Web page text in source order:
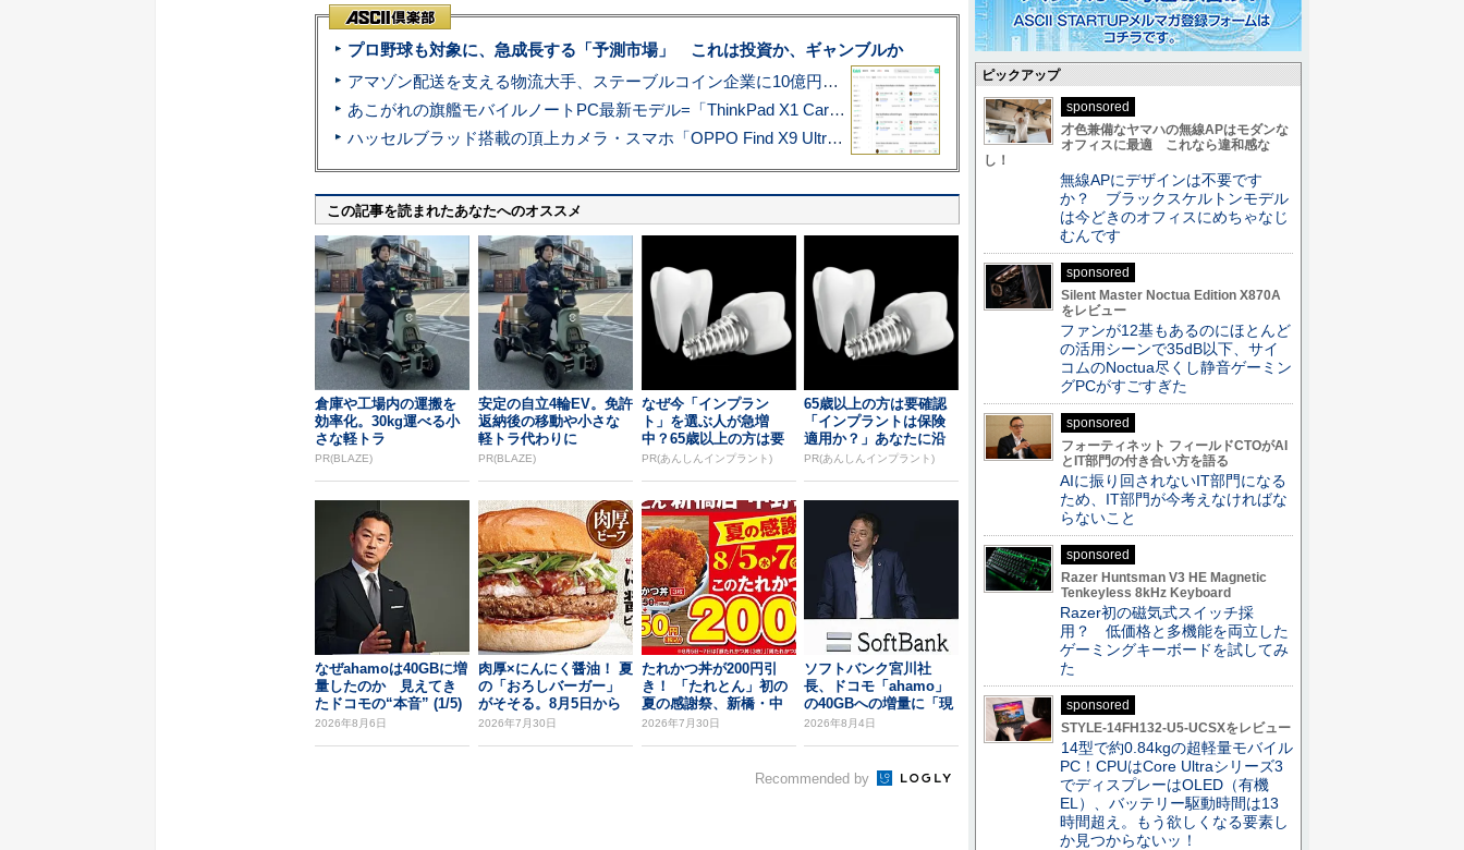
プロ野球も対象に、急成長する「予測市場」 これは投資か、ギャンブルか
アマゾン配送を支える物流大手、ステーブルコイン企業に10億円投資のワケ
あこがれの旗艦モバイルノートPC最新モデル=「ThinkPad X1 Carbon Gen 14 Aura Edition」実機レビュー
ハッセルブラッド搭載の頂上カメラ・スマホ「OPPO Find X9 Ultra」実写レビュー=プロが本気で徹底撮影しました!!
この記事を読まれたあなたへのオススメ
倉庫や工場内の運搬を
効率化。30kg運べる小
さな軽トラ
PR(BLAZE)
安定の自立4輪EV。免許
返納後の移動や小さな
軽トラ代わりに
PR(BLAZE)
なぜ今「インプラン
ト」を選ぶ人が急増
中？65歳以上の方は要
確認。抜けた歯の放置
PR(あんしんインプラント)
65歳以上の方は要確認
「インプラントは保険
適用か？」あなたに沿
った治療法や費用を...
PR(あんしんインプラント)
なぜahamoは40GBに増
量したのか 見えてき
たドコモの“本音” (1/5)
2026年8月6日
肉厚×にんにく醤油！ 夏
の「おろしバーガー」
がそそる。8月5日から
2026年7月30日
たれかつ丼が200円引
き！ 「たれとん」初の
夏の感謝祭、新橋・中
野北口で開催
2026年7月30日
ソフトバンク宮川社
長、ドコモ「ahamo」
の40GBへの増量に「現
時点では追従し...
2026年8月4日
Recommended by
ピックアップ
sponsored
才色兼備なヤマハの無線APはモダンな
オフィスに最適 これなら違和感な
し！
無線APにデザインは不要です
か？ ブラックスケルトンモデル
は今どきのオフィスにめちゃなじ
むんです
sponsored
Silent Master Noctua Edition X870A
をレビュー
ファンが12基もあるのにほとんど
の活用シーンで35dB以下、サイ
コムのNoctua尽くし静音ゲーミン
グPCがすごすぎた
sponsored
フォーティネット フィールドCTOがAI
とIT部門の付き合い方を語る
AIに振り回されないIT部門になる
ため、IT部門が今考えなければな
らないこと
sponsored
Razer Huntsman V3 HE Magnetic
Tenkeyless 8kHz Keyboard
Razer初の磁気式スイッチ採
用？ 低価格と多機能を両立した
ゲーミングキーボードを試してみ
た
sponsored
STYLE-14FH132-U5-UCSXをレビュー
14型で約0.84kgの超軽量モバイル
PC！CPUはCore Ultraシリーズ3
でディスプレーはOLED（有機
EL）、バッテリー駆動時間は13
時間超え。もう欲しくなる要素し
か見つからないッ！